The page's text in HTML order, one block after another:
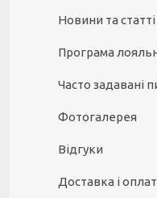
Новини та статті
Програма
Часто задавані
Фотогалерея
Відгуки
Доставка і